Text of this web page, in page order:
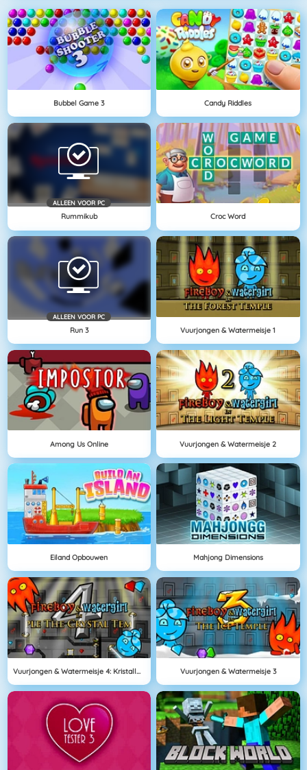
Bubbel Game 3 Candy Riddles
ALLEEN VOOR PC
Rummikub Croc Word
ALLEEN VOOR PC
Run 3 Vuurjongen & Watermeisje 1
Among Us Online Vuurjongen & Watermeisje 2
Eiland Opbouwen Mahjong Dimensions
Vuurjongen & Watermeisje 4: Kristallen Tempel Vuurjongen & Watermeisje 3